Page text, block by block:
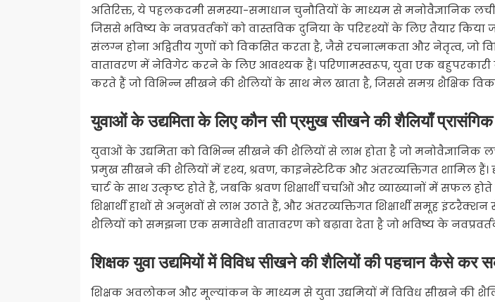
अतिरिक्त, ये पहलकदमी समस्या-समाधान चुनौतियों के माध्यम से मनोवैज्ञानिक
जिससे भविष्य के नवप्रवर्तकों को वास्तविक दुनिया के परिदृश्यों के लिए तैयार किया
संलग्न होना अद्वितीय गुणों को विकसित करता है, जैसे रचनात्मकता और नेतृत्व, जो
वातावरण में नेविगेट करने के लिए आवश्यक हैं। परिणामस्वरूप, युवा एक
करते हैं जो विभिन्न सीखने की शैलियों के साथ मेल खाता है, जिससे समग्र शैक्षिक
युवाओं के उद्यमिता के लिए कौन सी प्रमुख सीखने की शैलियाँ
युवाओं के उद्यमिता को विभिन्न सीखने की शैलियों से लाभ होता है जो मनोवैज्ञानिक
प्रमुख सीखने की शैलियों में दृश्य, श्रवण, काइनेस्टेटिक और अंतरव्यक्तिगत शामिल हैं।
चार्ट के साथ उत्कृष्ट होते हैं, जबकि श्रवण शिक्षार्थी चर्चाओं और व्याख्यानों में सफल
शिक्षार्थी हाथों से अनुभवों से लाभ उठाते हैं, और अंतरव्यक्तिगत शिक्षार्थी समूह इंटरैक्शन
शैलियों को समझना एक समावेशी वातावरण को बढ़ावा देता है जो भविष्य के
शिक्षक युवा उद्यमियों में विविध सीखने की शैलियों की पहचान कैसे कर
शिक्षक अवलोकन और मूल्यांकन के माध्यम से युवा उद्यमियों में विविध सीखने की